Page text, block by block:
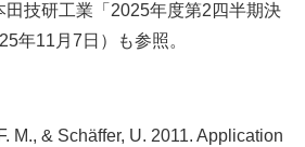
田技研工業「2025年度第2四半期決
年11月7日）も参照。
M., & Schäffer, U. 2011. Application